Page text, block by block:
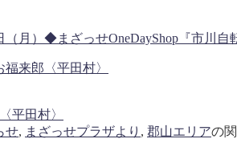
（月）◆まざっせOneDayShop『市川自
平田村〉
せ, まざっせプラザより , 郡山エリアの